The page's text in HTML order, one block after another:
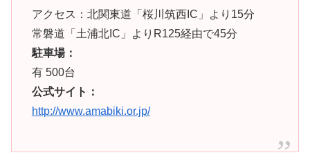
アクセス：北関東道「桜川筑西IC」より15分
常磐道「土浦北IC」よりR125経由で45分
駐車場：
有 500台
公式サイト：
http://www.amabiki.or.jp/